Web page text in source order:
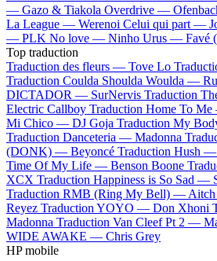
— Gazo & Tiakola Overdrive —
La League — Werenoi Celui qui part —
— PLK No love — Ninho Urus — Favé
Top traduction
Traduction des fleurs — Tove Lo
Traduction Coulda Shoulda Woulda —
DICTADOR — SurNervis Traduction
Electric Callboy Traduction Home To
Mi Chico — DJ Goja Traduction My
Traduction Danceteria — Madonna
(DONK) — Beyoncé Traduction Hush —
Time Of My Life — Benson Boone
XCX Traduction Happiness is So Sad —
Traduction RMB (Ring My Bell) — Aitch
Reyez Traduction YOYO — Don Xhoni
Madonna Traduction Van Cleef Pt 2 —
WIDE AWAKE — Chris Grey
HP mobile